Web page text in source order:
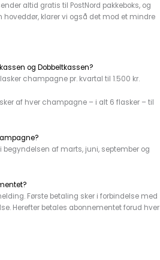
altid gratis til PostNord pakkeboks, og
hoveddør, klarer vi også det mod et mindre
og Dobbeltkassen?
champagne pr. kvartal til 1.500 kr.
af hver champagne – i alt 6 flasker – til
af marts, juni, september og
Første betaling sker i forbindelse med
Herefter betales abonnementet forud hver